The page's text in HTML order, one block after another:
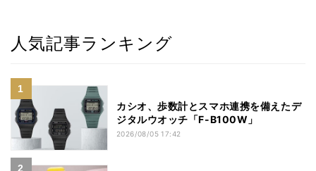
人気記事ランキング
カシオ、歩数計とスマホ連携を備えたデ
ジタルウオッチ「F-B100W」
2026/08/05 17:42